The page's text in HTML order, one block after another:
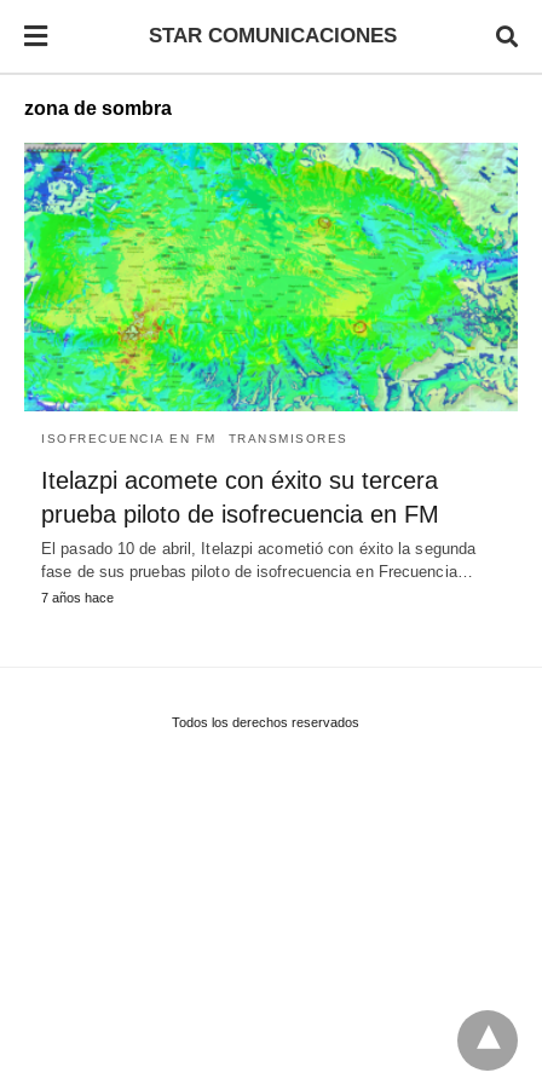
STAR COMUNICACIONES
zona de sombra
ISOFRECUENCIA EN FM TRANSMISORES
Itelazpi acomete con éxito su tercera
prueba piloto de isofrecuencia en FM
El pasado 10 de abril, Itelazpi acometió con éxito la segunda
fase de sus pruebas piloto de isofrecuencia en Frecuencia…
7 años hace
Todos los derechos reservados